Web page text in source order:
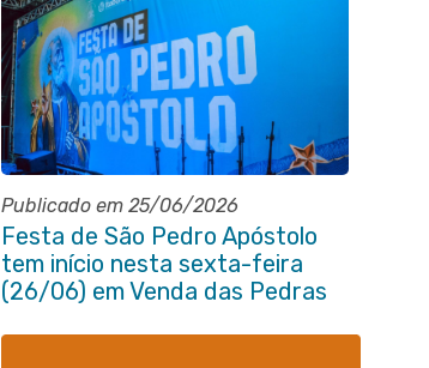
Publicado em 25/06/2026
Festa de São Pedro Apóstolo
tem início nesta sexta-feira
(26/06) em Venda das Pedras